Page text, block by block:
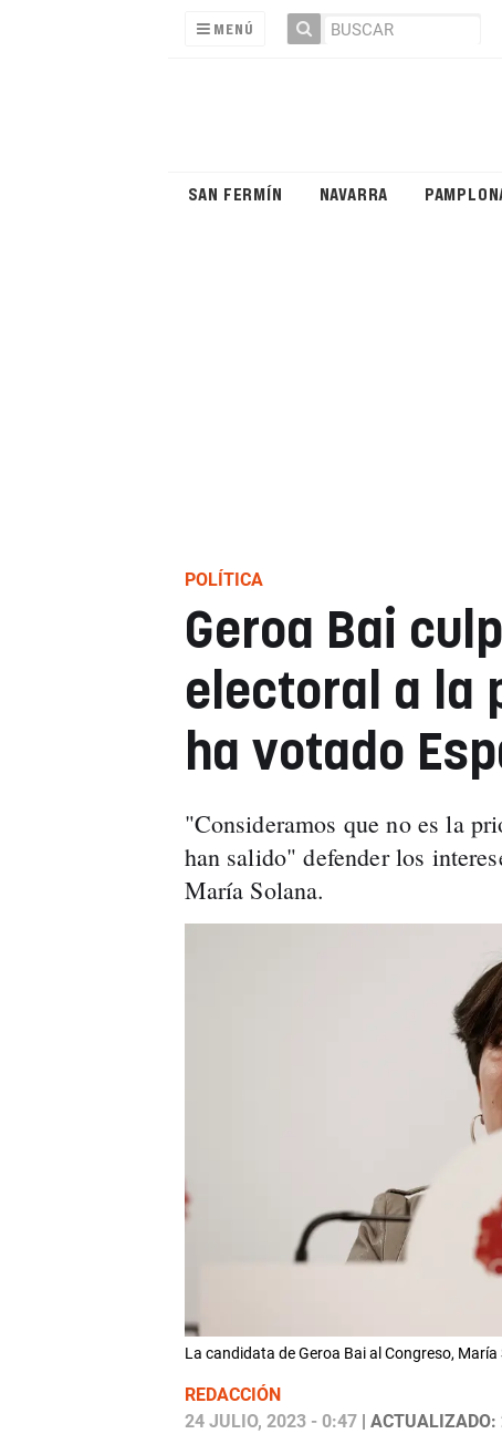
MENÚ
SAN FERMÍN NAVARRA
POLÍTICA
Geroa Bai
electoral a la
ha votado
"Consideramos que no es la
han salido" defender los
María Solana.
La candidata de Geroa Bai al Congreso,
REDACCIÓN
24 JULIO, 2023 - 0:47| ACTUALIZADO: